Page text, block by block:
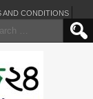
AND CONDITIONS